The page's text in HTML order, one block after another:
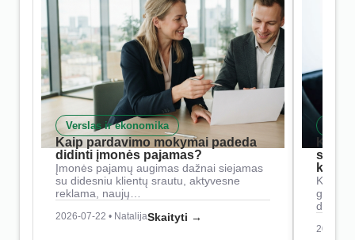
Verslas ir ekonomika
Kaip pardavimo mokymai padeda
didinti įmonės pajamas?
Įmonės pajamų augimas dažnai siejamas
su didesniu klientų srautu, aktyvesne
reklama, naujų…
2026-07-22 • NatalijaSkaityti →
Kaip
2026-